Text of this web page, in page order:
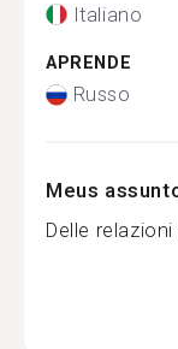
Italiano
APRENDE
Russo
Meus
Delle